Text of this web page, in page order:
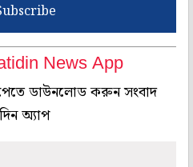
News App
ডাউনলোড করুন সংবাদ
অ্যাপ